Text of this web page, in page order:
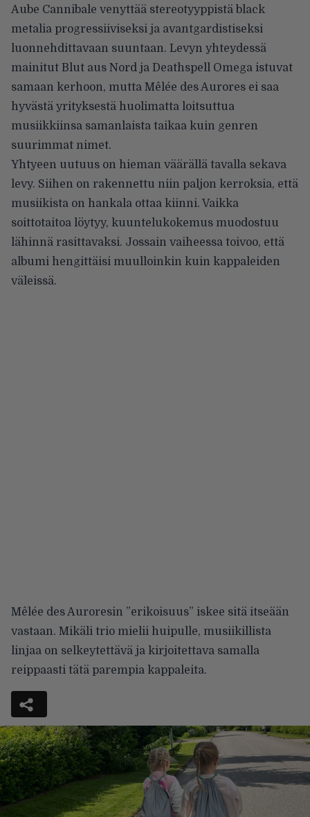
Aube Cannibale venyttää stereotyyppistä black
metalia progressiiviseksi ja avantgardistiseksi
luonnehdittavaan suuntaan. Levyn yhteydessä
mainitut Blut aus Nord ja Deathspell Omega istuvat
samaan kerhoon, mutta Mêlée des Aurores ei saa
hyvästä yrityksestä huolimatta loitsuttua
musiikkiinsa samanlaista taikaa kuin genren
suurimmat nimet.
Yhtyeen uutuus on hieman väärällä tavalla sekava
levy. Siihen on rakennettu niin paljon kerroksia, että
musiikista on hankala ottaa kiinni. Vaikka
soittotaitoa löytyy, kuuntelukokemus muodostuu
lähinnä rasittavaksi. Jossain vaiheessa toivoo, että
albumi hengittäisi muulloinkin kuin kappaleiden
väleissä.
Mêlée des Auroresin ”erikoisuus” iskee sitä itseään
vastaan. Mikäli trio mielii huipulle, musiikillista
linjaa on selkeytettävä ja kirjoitettava samalla
reippaasti tätä parempia kappaleita.